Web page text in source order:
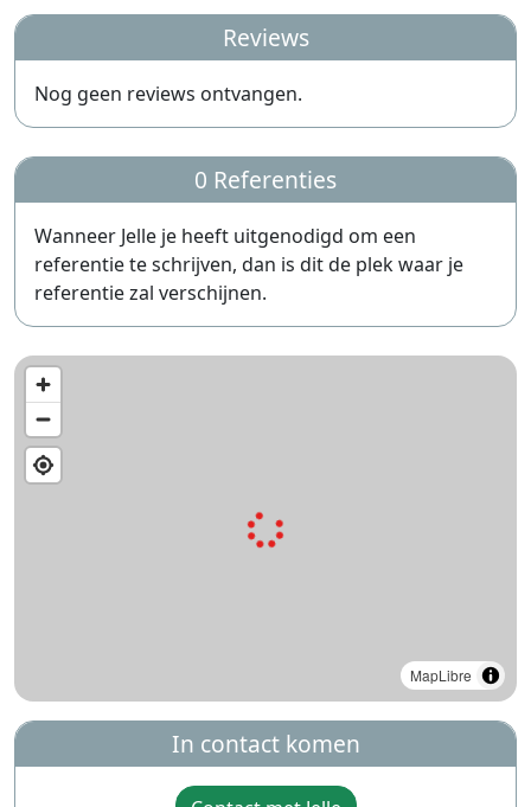
Reviews
Nog geen reviews ontvangen.
0 Referenties
Wanneer Jelle je heeft uitgenodigd om een
referentie te schrijven, dan is dit de plek waar je
referentie zal verschijnen.
MapLibre
In contact komen